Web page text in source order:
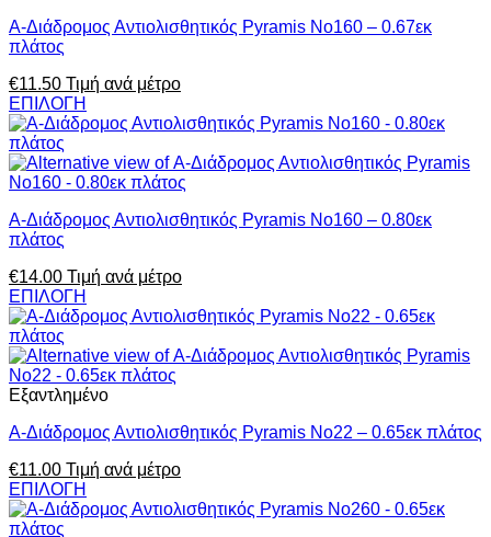
Α-Διάδρομος Αντιολισθητικός Pyramis No160 – 0.67εκ
πλάτος
€11.50 Τιμή ανά μέτρο
ΕΠΙΛΟΓΗ
Α-Διάδρομος Αντιολισθητικός Pyramis No160 – 0.80εκ
πλάτος
€14.00 Τιμή ανά μέτρο
ΕΠΙΛΟΓΗ
Εξαντλημένο
Α-Διάδρομος Αντιολισθητικός Pyramis No22 – 0.65εκ πλάτος
€11.00 Τιμή ανά μέτρο
ΕΠΙΛΟΓΗ